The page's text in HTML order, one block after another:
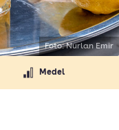
Medel
Foto: Nurlan Emir